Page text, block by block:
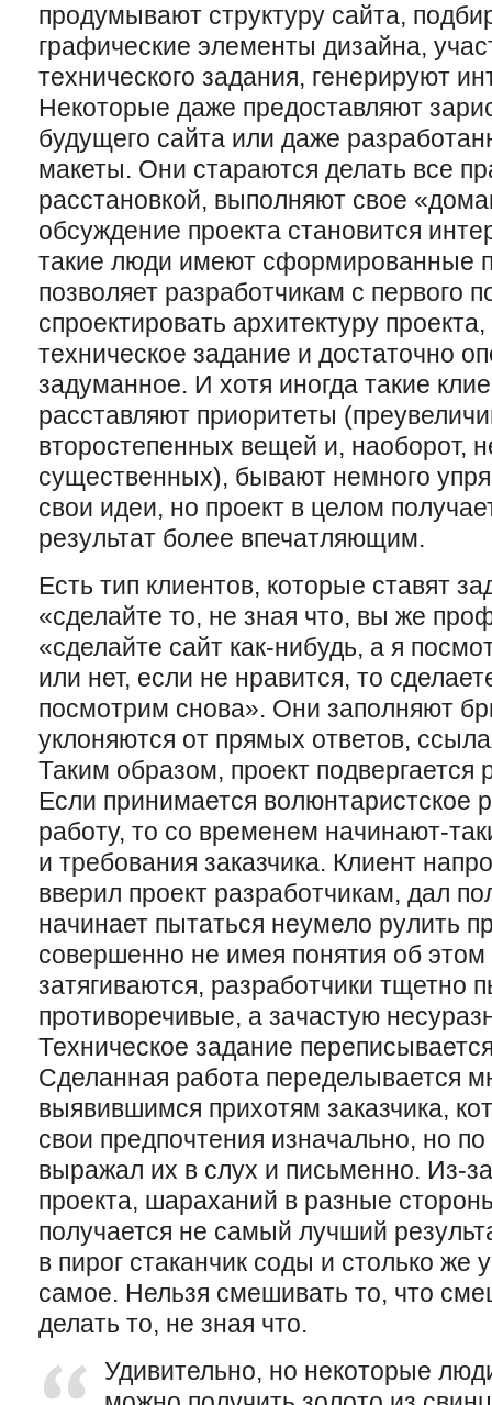
продумывают структуру сайта,
графические элементы дизайна,
технического задания, генерируют
Некоторые даже предоставляют
будущего сайта или даже
макеты. Они стараются делать все
расстановкой, выполняют свое
обсуждение проекта становится
такие люди имеют сформированные
позволяет разработчикам с первого
спроектировать архитектуру
техническое задание и достаточно
задуманное. И хотя иногда такие
расставляют приоритеты
второстепенных вещей и, наоборот,
существенных), бывают немного
свои идеи, но проект в целом
результат более впечатляющим.
Есть тип клиентов, которые ставят
«сделайте то, не зная что, вы же
«сделайте сайт как-нибудь, а я
или нет, если не нравится, то
посмотрим снова». Они заполняют
уклоняются от прямых ответов,
Таким образом, проект подвергается
Если принимается волюнтаристское
работу, то со временем начинают-
и требования заказчика. Клиент
вверил проект разработчикам, дал
начинает пытаться неумело рулить
совершенно не имея понятия об
затягиваются, разработчики тщетно
противоречивые, а зачастую
Техническое задание
Сделанная работа переделывается
выявившимся прихотям заказчика,
свои предпочтения изначально, но
выражал их в слух и письменно. Из-за
проекта, шараханий в разные
получается не самый лучший
в пирог стаканчик соды и столько же
самое. Нельзя смешивать то, что
делать то, не зная что.
Удивительно, но некоторые